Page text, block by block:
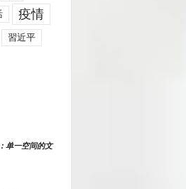
疫情
習近平
单一空间的文